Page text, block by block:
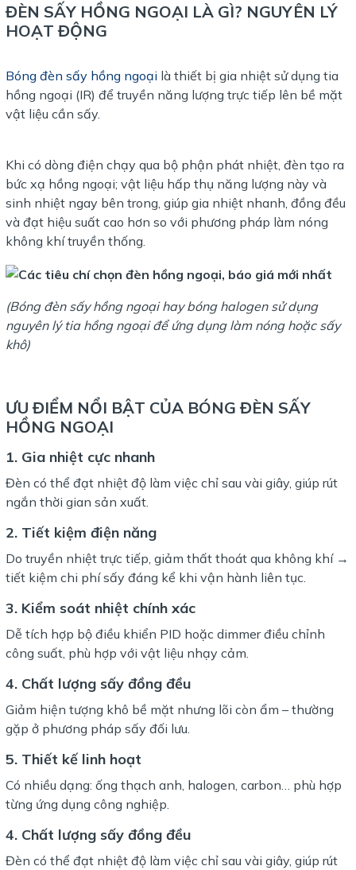
ĐÈN SẤY HỒNG NGOẠI LÀ GÌ? NGUYÊN LÝ
HOẠT ĐỘNG
Bóng đèn sấy hồng ngoại là thiết bị gia nhiệt sử dụng tia
hồng ngoại (IR) để truyền năng lượng trực tiếp lên bề mặt
vật liệu cần sấy.
Khi có dòng điện chạy qua bộ phận phát nhiệt, đèn tạo ra
bức xạ hồng ngoại; vật liệu hấp thụ năng lượng này và
sinh nhiệt ngay bên trong, giúp gia nhiệt nhanh, đồng đều
và đạt hiệu suất cao hơn so với phương pháp làm nóng
không khí truyền thống.
(Bóng đèn sấy hồng ngoại hay bóng halogen sử dụng
nguyên lý tia hồng ngoại để ứng dụng làm nóng hoặc sấy
khô)
ƯU ĐIỂM NỔI BẬT CỦA BÓNG ĐÈN SẤY
HỒNG NGOẠI
1. Gia nhiệt cực nhanh
Đèn có thể đạt nhiệt độ làm việc chỉ sau vài giây, giúp rút
ngắn thời gian sản xuất.
2. Tiết kiệm điện năng
Do truyền nhiệt trực tiếp, giảm thất thoát qua không khí →
tiết kiệm chi phí sấy đáng kể khi vận hành liên tục.
3. Kiểm soát nhiệt chính xác
Dễ tích hợp bộ điều khiển PID hoặc dimmer điều chỉnh
công suất, phù hợp với vật liệu nhạy cảm.
4. Chất lượng sấy đồng đều
Giảm hiện tượng khô bề mặt nhưng lõi còn ẩm – thường
gặp ở phương pháp sấy đối lưu.
5. Thiết kế linh hoạt
Có nhiều dạng: ống thạch anh, halogen, carbon… phù hợp
từng ứng dụng công nghiệp.
4. Chất lượng sấy đồng đều
Đèn có thể đạt nhiệt độ làm việc chỉ sau vài giây, giúp rút